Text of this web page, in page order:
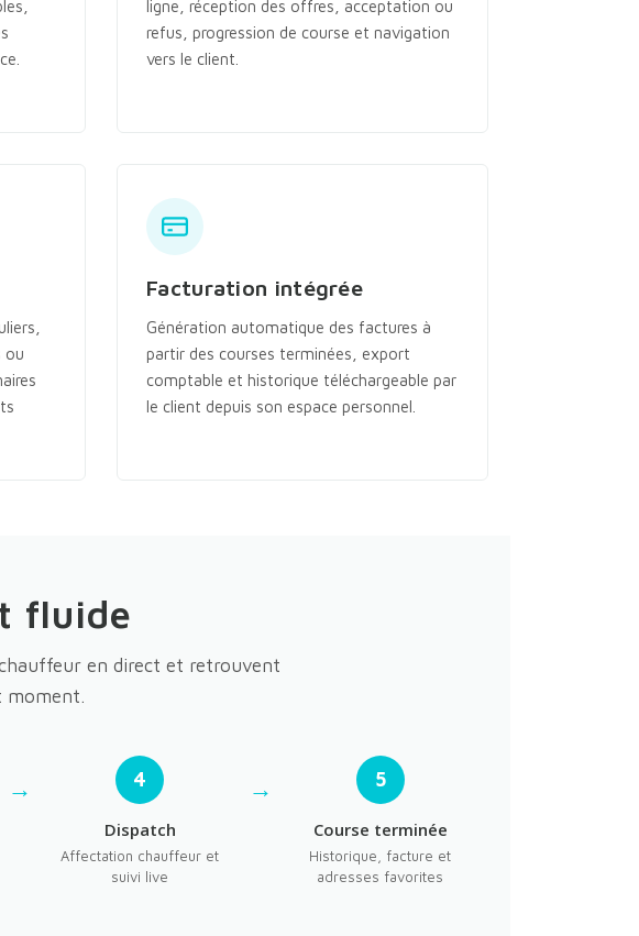
ligne, réception des offres, acceptation ou
refus, progression de course et navigation
vers le client.
ou
Facturation intégrée
Génération automatique des factures à
partir des courses terminées, export
comptable et historique téléchargeable par
le client depuis son espace personnel.
fluide
en direct et retrouvent
moment.
4
Dispatch
Affectation chauffeur et
suivi live
5
Course terminée
Historique, facture et
adresses favorites